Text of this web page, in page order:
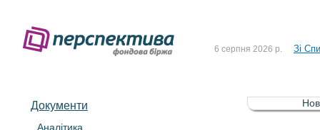
До
6 серпня 2026 р. Зі
5 серпня 2026 р. Зі
Документи
Аналітика